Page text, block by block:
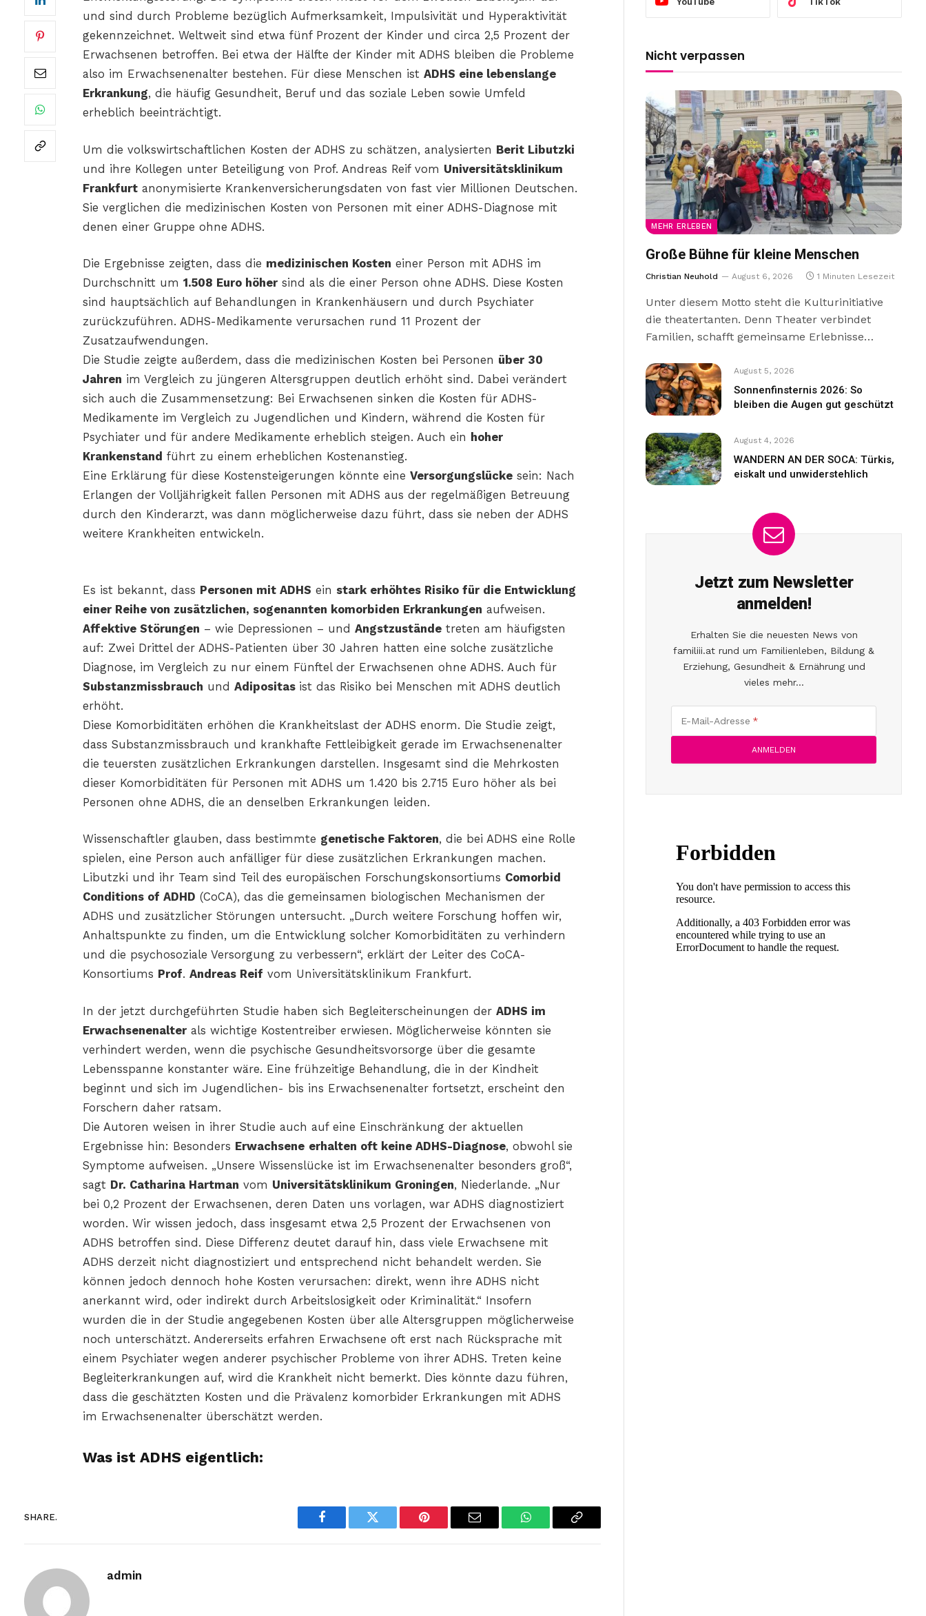
und sind durch Probleme bezüglich Aufmerksamkeit, Impulsivität und Hyperaktivität
gekennzeichnet. Weltweit sind etwa fünf Prozent der Kinder und circa 2,5 Prozent der
Erwachsenen betroffen. Bei etwa der Hälfte der Kinder mit ADHS bleiben die Probleme
also im Erwachsenenalter bestehen. Für diese Menschen ist ADHS eine lebenslange
Erkrankung, die häufig Gesundheit, Beruf und das soziale Leben sowie Umfeld
erheblich beeinträchtigt.
Um die volkswirtschaftlichen Kosten der ADHS zu schätzen, analysierten Berit Libutzki
und ihre Kollegen unter Beteiligung von Prof. Andreas Reif vom Universitätsklinikum
Frankfurtanonymisierte Krankenversicherungsdaten von fast vier Millionen Deutschen.
Sie verglichen die medizinischen Kosten von Personen mit einer ADHS-Diagnose mit
denen einer Gruppe ohne ADHS.
Die Ergebnisse zeigten, dass die medizinischen Kosten einer Person mit ADHS im
Durchschnitt um 1.508 Euro höhersind als die einer Person ohne ADHS. Diese Kosten
sind hauptsächlich auf Behandlungen in Krankenhäusern und durch Psychiater
zurückzuführen. ADHS-Medikamente verursachen rund 11 Prozent der
Zusatzaufwendungen.
Die Studie zeigte außerdem, dass die medizinischen Kosten bei Personen über 30
Jahren im Vergleich zu jüngeren Altersgruppen deutlich erhöht sind. Dabei verändert
sich auch die Zusammensetzung: Bei Erwachsenen sinken die Kosten für ADHS-
Medikamente im Vergleich zu Jugendlichen und Kindern, während die Kosten für
Psychiater und für andere Medikamente erheblich steigen. Auch ein hoher
Krankenstand führt zu einem erheblichen Kostenanstieg.
Eine Erklärung für diese Kostensteigerungen könnte eine Versorgungslückesein: Nach
Erlangen der Volljährigkeit fallen Personen mit ADHS aus der regelmäßigen Betreuung
durch den Kinderarzt, was dann möglicherweise dazu führt, dass sie neben der ADHS
weitere Krankheiten entwickeln.
Es ist bekannt, dass Personen mit ADHS ein stark erhöhtes Risiko für die Entwicklung
einer Reihe von zusätzlichen, sogenannten komorbiden Erkrankungen aufweisen.
Affektive Störungen – wie Depressionen – und Angstzuständetreten am häufigsten
auf: Zwei Drittel der ADHS-Patienten über 30 Jahren hatten eine solche zusätzliche
Diagnose, im Vergleich zu nur einem Fünftel der Erwachsenen ohne ADHS. Auch für
Substanzmissbrauch und Adipositas ist das Risiko bei Menschen mit ADHS deutlich
erhöht.
Diese Komorbiditäten erhöhen die Krankheitslast der ADHS enorm. Die Studie zeigt,
dass Substanzmissbrauch und krankhafte Fettleibigkeit gerade im Erwachsenenalter
die teuersten zusätzlichen Erkrankungen darstellen. Insgesamt sind die Mehrkosten
dieser Komorbiditäten für Personen mit ADHS um 1.420 bis 2.715 Euro höher als bei
Personen ohne ADHS, die an denselben Erkrankungen leiden.
Wissenschaftler glauben, dass bestimmte genetische Faktoren, die bei ADHS eine Rolle
spielen, eine Person auch anfälliger für diese zusätzlichen Erkrankungen machen.
Libutzki und ihr Team sind Teil des europäischen Forschungskonsortiums Comorbid
Conditions of ADHD (CoCA), das die gemeinsamen biologischen Mechanismen der
ADHS und zusätzlicher Störungen untersucht. „Durch weitere Forschung hoffen wir,
Anhaltspunkte zu finden, um die Entwicklung solcher Komorbiditäten zu verhindern
und die psychosoziale Versorgung zu verbessern“, erklärt der Leiter des CoCA-
Konsortiums Prof. Andreas Reif vom Universitätsklinikum Frankfurt.
In der jetzt durchgeführten Studie haben sich Begleiterscheinungen der ADHS im
Erwachsenenalterals wichtige Kostentreiber erwiesen. Möglicherweise könnten sie
verhindert werden, wenn die psychische Gesundheitsvorsorge über die gesamte
Lebensspanne konstanter wäre. Eine frühzeitige Behandlung, die in der Kindheit
beginnt und sich im Jugendlichen- bis ins Erwachsenenalter fortsetzt, erscheint den
Forschern daher ratsam.
Die Autoren weisen in ihrer Studie auch auf eine Einschränkung der aktuellen
Ergebnisse hin: Besonders Erwachsene erhalten oft keine ADHS-Diagnose, obwohl sie
Symptome aufweisen. „Unsere Wissenslücke ist im Erwachsenenalter besonders groß“,
sagt Dr. Catharina Hartman vom Universitätsklinikum Groningen, Niederlande. „Nur
bei 0,2 Prozent der Erwachsenen, deren Daten uns vorlagen, war ADHS diagnostiziert
worden. Wir wissen jedoch, dass insgesamt etwa 2,5 Prozent der Erwachsenen von
ADHS betroffen sind. Diese Differenz deutet darauf hin, dass viele Erwachsene mit
ADHS derzeit nicht diagnostiziert und entsprechend nicht behandelt werden. Sie
können jedoch dennoch hohe Kosten verursachen: direkt, wenn ihre ADHS nicht
anerkannt wird, oder indirekt durch Arbeitslosigkeit oder Kriminalität.“ Insofern
wurden die in der Studie angegebenen Kosten über alle Altersgruppen möglicherweise
noch unterschätzt. Andererseits erfahren Erwachsene oft erst nach Rücksprache mit
einem Psychiater wegen anderer psychischer Probleme von ihrer ADHS. Treten keine
Begleiterkrankungen auf, wird die Krankheit nicht bemerkt. Dies könnte dazu führen,
dass die geschätzten Kosten und die Prävalenz komorbider Erkrankungen mit ADHS
im Erwachsenenalter überschätzt werden.
Was ist ADHS eigentlich:
SHARE.
Facebook Twitter Pinterest Email WhatsAppCopy
admin
Nicht verpassen
MEHR ERLEBEN
Große Bühne für kleine Menschen
Christian Neuhold August 6, 2026 1 Minuten Lesezeit
Unter diesem Motto steht die Kulturinitiative
die theatertanten. Denn Theater verbindet
Familien, schafft gemeinsame Erlebnisse…
August 5, 2026
Sonnenfinsternis 2026: So
bleiben die Augen gut geschützt
August 4, 2026
WANDERN AN DER SOCA: Türkis,
eiskalt und unwiderstehlich
Jetzt zum Newsletter
anmelden!
Erhalten Sie die neuesten News von
familiii.at rund um Familienleben, Bildung &
Erziehung, Gesundheit & Ernährung und
vieles mehr...
E-Mail-Adresse